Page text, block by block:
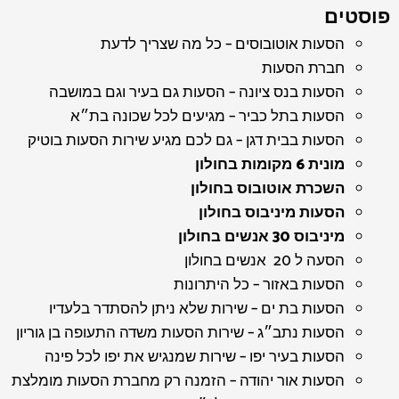
פוסטים
הסעות אוטובוסים – כל מה שצריך לדעת
חברת הסעות
הסעות בנס ציונה – הסעות גם בעיר וגם במושבה
הסעות בתל כביר – מגיעים לכל שכונה בת״א
הסעות בבית דגן – גם לכם מגיע שירות הסעות בוטיק
מונית 6 מקומות בחולון
השכרת אוטובוס בחולון
הסעות מיניבוס בחולון
מיניבוס 30 אנשים בחולון
הסעה ל 20 אנשים בחולון
הסעות באזור – כל היתרונות
הסעות בת ים – שירות שלא ניתן להסתדר בלעדיו
הסעות נתב״ג – שירות הסעות משדה התעופה בן גוריון
הסעות בעיר יפו – שירות שמנגיש את יפו לכל פינה
הסעות אור יהודה – הזמנה רק מחברת הסעות מומלצת